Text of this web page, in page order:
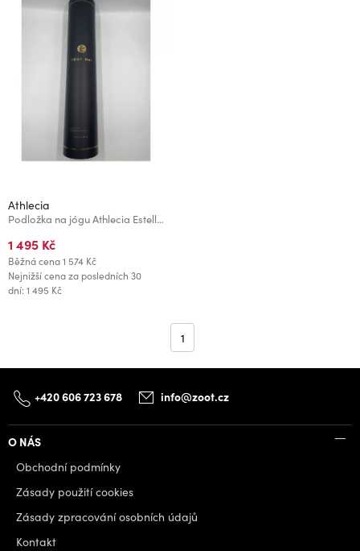
Athlecia
Podložka na jógu Athlecia Estell Velikost:
1 495 Kč
Běžná cena1 574 Kč
Nejnižší cena za posledních 30
dní: 1 495 Kč
1
+420 606 723 678 info@zoot.cz
O NÁS
Obchodní podmínky
Zásady použití cookies
Zásady zpracování osobních údajů
Kontakt